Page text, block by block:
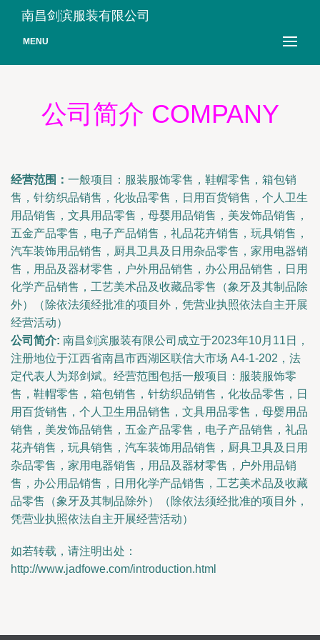
南昌剑滨服装有限公司
MENU
公司简介 COMPANY
经营范围： 一般项目：服装服饰零售，鞋帽零售，箱包销
售，针纺织品销售，化妆品零售，日用百货销售，个人卫生
用品销售，文具用品零售，母婴用品销售，美发饰品销售，
五金产品零售，电子产品销售，礼品花卉销售，玩具销售，
汽车装饰用品销售，厨具卫具及日用杂品零售，家用电器销
售，用品及器材零售，户外用品销售，办公用品销售，日用
化学产品销售，工艺美术品及收藏品零售（象牙及其制品除
外）（除依法须经批准的项目外，凭营业执照依法自主开展
经营活动）
公司简介: 南昌剑滨服装有限公司成立于2023年10月11日，
注册地位于江西省南昌市西湖区联信大市场 A4-1-202，法
定代表人为郑剑斌。经营范围包括一般项目：服装服饰零
售，鞋帽零售，箱包销售，针纺织品销售，化妆品零售，日
用百货销售，个人卫生用品销售，文具用品零售，母婴用品
销售，美发饰品销售，五金产品零售，电子产品销售，礼品
花卉销售，玩具销售，汽车装饰用品销售，厨具卫具及日用
杂品零售，家用电器销售，用品及器材零售，户外用品销
售，办公用品销售，日用化学产品销售，工艺美术品及收藏
品零售（象牙及其制品除外）（除依法须经批准的项目外，
凭营业执照依法自主开展经营活动）
如若转载，请注明出处：
http://www.jadfowe.com/introduction.html